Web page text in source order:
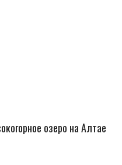
озеро на Алтае